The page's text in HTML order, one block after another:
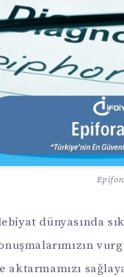
dünyasında
aktarmamızı